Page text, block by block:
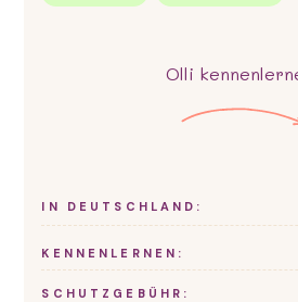
Olli
IN DEUTSCHLAND:
KENNENLERNEN:
SCHUTZGEBÜHR: